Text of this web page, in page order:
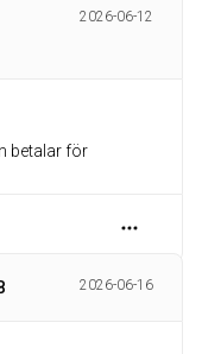
2026-06-12
betalar för
2026-06-16